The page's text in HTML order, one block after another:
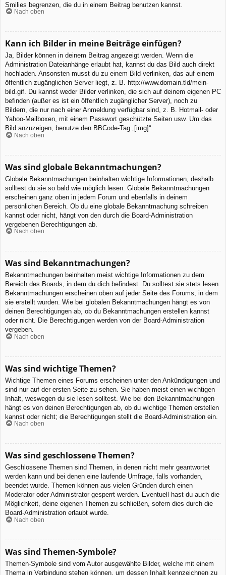
Smilies begrenzen, die du in einem Beitrag benutzen kannst.
Nach oben
Kann ich Bilder in meine Beiträge einfügen?
Ja, Bilder können in deinem Beitrag angezeigt werden. Wenn die
Administration Dateianhänge erlaubt hat, kannst du das Bild auch direkt
hochladen. Ansonsten musst du zu einem Bild verlinken, das auf einem
öffentlich zugänglichen Server liegt, z. B. http://www.domain.tld/mein-
bild.gif. Du kannst weder Bilder verlinken, die sich auf deinem eigenen PC
befinden (außer es ist ein öffentlich zugänglicher Server), noch zu
Bildern, die nur nach einer Anmeldung verfügbar sind, z. B. Hotmail- oder
Yahoo-Mailboxen, mit einem Passwort geschützte Seiten usw. Um das
Bild anzuzeigen, benutze den BBCode-Tag „[img]“.
Nach oben
Was sind globale Bekanntmachungen?
Globale Bekanntmachungen beinhalten wichtige Informationen, deshalb
solltest du sie so bald wie möglich lesen. Globale Bekanntmachungen
erscheinen ganz oben in jedem Forum und ebenfalls in deinem
persönlichen Bereich. Ob du eine globale Bekanntmachung schreiben
kannst oder nicht, hängt von den durch die Board-Administration
vergebenen Berechtigungen ab.
Nach oben
Was sind Bekanntmachungen?
Bekanntmachungen beinhalten meist wichtige Informationen zu dem
Bereich des Boards, in dem du dich befindest. Du solltest sie stets lesen.
Bekanntmachungen erscheinen oben auf jeder Seite des Forums, in dem
sie erstellt wurden. Wie bei globalen Bekanntmachungen hängt es von
deinen Berechtigungen ab, ob du Bekanntmachungen erstellen kannst
oder nicht. Die Berechtigungen werden von der Board-Administration
vergeben.
Nach oben
Was sind wichtige Themen?
Wichtige Themen eines Forums erscheinen unter den Ankündigungen und
sind nur auf der ersten Seite zu sehen. Sie haben meist einen wichtigen
Inhalt, weswegen du sie lesen solltest. Wie bei den Bekanntmachungen
hängt es von deinen Berechtigungen ab, ob du wichtige Themen erstellen
kannst oder nicht; die Berechtigungen stellt die Board-Administration ein.
Nach oben
Was sind geschlossene Themen?
Geschlossene Themen sind Themen, in denen nicht mehr geantwortet
werden kann und bei denen eine laufende Umfrage, falls vorhanden,
beendet wurde. Themen können aus vielen Gründen durch einen
Moderator oder Administrator gesperrt werden. Eventuell hast du auch die
Möglichkeit, deine eigenen Themen zu schließen, sofern dies durch die
Board-Administration erlaubt wurde.
Nach oben
Was sind Themen-Symbole?
Themen-Symbole sind vom Autor ausgewählte Bilder, welche mit einem
Thema in Verbindung stehen können, um dessen Inhalt kennzeichnen zu